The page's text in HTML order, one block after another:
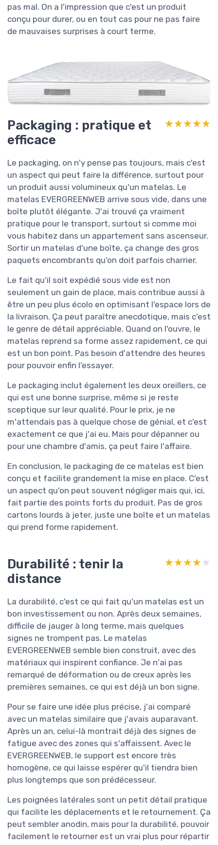
pas mal. On a l'impression que c'est un produit
conçu pour durer, ou en tout cas pour ne pas faire
de mauvaises surprises à court terme.
Packaging : pratique et
efficace
★★★★★
★★★★★
Le packaging, on n'y pense pas toujours, mais c'est
un aspect qui peut faire la différence, surtout pour
un produit aussi volumineux qu'un matelas. Le
matelas EVERGREENWEB arrive sous vide, dans une
boîte plutôt élégante. J'ai trouvé ça vraiment
pratique pour le transport, surtout si comme moi
vous habitez dans un appartement sans ascenseur.
Sortir un matelas d'une boîte, ça change des gros
paquets encombrants qu'on doit parfois charrier.
Le fait qu'il soit expédié sous vide est non
seulement un gain de place, mais contribue aussi à
être un peu plus écolo en optimisant l'espace lors de
la livraison. Ça peut paraître anecdotique, mais c'est
le genre de détail appréciable. Quand on l'ouvre, le
matelas reprend sa forme assez rapidement, ce qui
est un bon point. Pas besoin d'attendre des heures
pour pouvoir enfin l'essayer.
Le packaging inclut également les deux oreillers, ce
qui est une bonne surprise, même si je reste
sceptique sur leur qualité. Pour le prix, je ne
m'attendais pas à quelque chose de génial, et c'est
exactement ce que j'ai eu. Mais pour dépanner ou
pour une chambre d'amis, ça peut faire l'affaire.
En conclusion, le packaging de ce matelas est bien
conçu et facilite grandement la mise en place. C'est
un aspect qu'on peut souvent négliger mais qui, ici,
fait partie des points forts du produit. Pas de gros
cartons lourds à jeter, juste une boîte et un matelas
qui prend forme rapidement.
Durabilité : tenir la
distance
★★★★★
★★★★★
La durabilité, c'est ce qui fait qu'un matelas est un
bon investissement ou non. Après deux semaines,
difficile de jauger à long terme, mais quelques
signes ne trompent pas. Le matelas
EVERGREENWEB semble bien construit, avec des
matériaux qui inspirent confiance. Je n'ai pas
remarqué de déformation ou de creux après les
premières semaines, ce qui est déjà un bon signe.
Pour se faire une idée plus précise, j'ai comparé
avec un matelas similaire que j'avais auparavant.
Après un an, celui-là montrait déjà des signes de
fatigue avec des zones qui s'affaissent. Avec le
EVERGREENWEB, le support est encore très
homogène, ce qui laisse espérer qu'il tiendra bien
plus longtemps que son prédécesseur.
Les poignées latérales sont un petit détail pratique
qui facilite les déplacements et le retournement. Ça
peut sembler anodin, mais pour la durabilité, pouvoir
facilement le retourner est un vrai plus pour répartir